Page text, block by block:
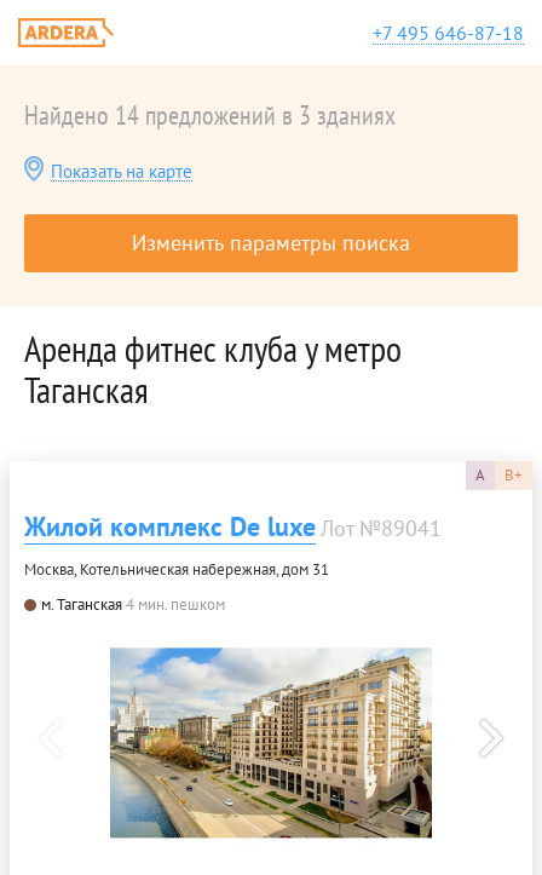
+7 495 646-87-18
Найдено 14 предложений в 3 зданиях
Показать на карте
Изменить параметры поиска
Аренда фитнес клуба у метро
Таганская
A B+
Жилой комплекс De luxeЛот №89041
Москва, Котельническая набережная, дом 31
м. Таганская4 мин. пешком